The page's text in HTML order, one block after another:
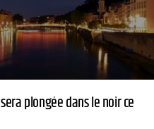
plongée dans le noir ce